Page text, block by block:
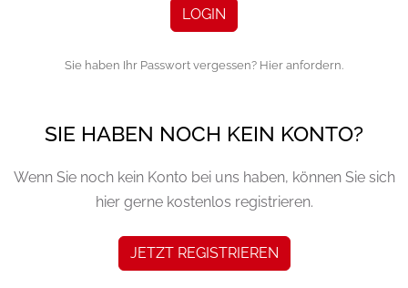
LOGIN
Sie haben Ihr Passwort vergessen? Hier anfordern.
SIE HABEN NOCH KEIN KONTO?
Wenn Sie noch kein Konto bei uns haben, können Sie sich
hier gerne kostenlos registrieren.
JETZT REGISTRIEREN